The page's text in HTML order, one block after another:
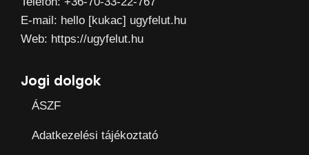
E-mail: hello [kukac] ugyfelut.hu
Web: https://ugyfelut.hu
Jogi dolgok
ÁSZF
Adatkezelési tájékoztató